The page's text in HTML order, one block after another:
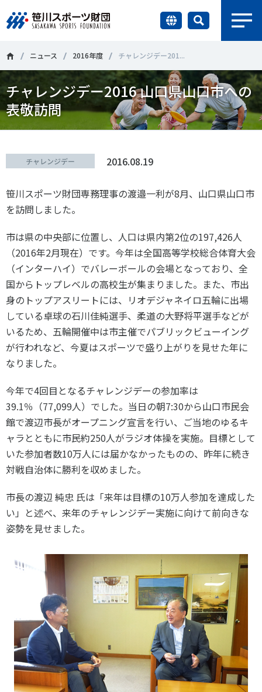
財団情報
研究員紹介
調査・研究
社会づくり
国際情報
ニュース
お問い合わせ・お申し込み
メールマガジン
「SSFニュース」
会員登録
個人情報保護方針
ソーシャルメディア運営方針
＃誰が子どものスポーツをささえるのか ＃部活動
＃アクティブなまちづくり ＃日本人の身体活動と健康寿命
＃障害者スポーツ ＃スポーツ基本計画
調査・研究
スポーツライフ・データ
スポーツ白書
政策提言
子どものスポーツ
障害者スポーツ
スポーツによるまちづくり
スポーツボランティア
スポーツ政策・予算
健康とスポーツ
社会づくり
自治体との連携
各教育機関との連携
【動画】スポーツでアクティブなまちづくり
知る学ぶ
SPORT POLICY INCUBATOR ―スポーツ政策の『卵』 ―
Sport Topics
スポーツ 歴史の検証
ニュース 2016年度 チャレンジデー201...
チャレンジデー2016 山口県山口市への
表敬訪問
チャレンジデー 2016.08.19
笹川スポーツ財団専務理事の渡邉一利が8月、山口県山口市
を訪問しました。
市は県の中央部に位置し、人口は県内第2位の197,426人
（2016年2月現在）です。今年は全国高等学校総合体育大会
（インターハイ）でバレーボールの会場となっており、全
国からトップレベルの高校生が集まりました。また、市出
身のトップアスリートには、リオデジャネイロ五輪に出場
している卓球の石川佳純選手、柔道の大野将平選手などが
いるため、五輪開催中は市主催でパブリックビューイング
が行われなど、今夏はスポーツで盛り上がりを見せた年に
なりました。
今年で4回目となるチャレンジデーの参加率は
39.1％（77,099人）でした。当日の朝7:30から山口市民会
館で渡辺市長がオープニング宣言を行い、ご当地のゆるキ
ャラとともに市民約250人がラジオ体操を実施。目標として
いた参加者数10万人には届かなかったものの、昨年に続き
対戦自治体に勝利を収めました。
市長の渡辺 純忠 氏は「来年は目標の10万人参加を達成した
い」と述べ、来年のチャレンジデー実施に向けて前向きな
姿勢を見せました。